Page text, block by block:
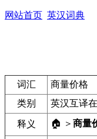
网站首页 英汉词典
词汇
商量价格
类别
英汉互译
释义 🏠 ＞ 商量